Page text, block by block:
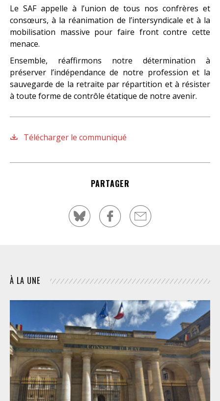
Le SAF appelle à l’union de tous nos confrères et
consœurs, à la réanimation de l’intersyndicale et à la
mobilisation massive pour faire front contre cette
menace.
Ensemble, réaffirmons notre détermination à
préserver l’indépendance de notre profession et la
sauvegarde de la retraite par répartition et à résister
à toute forme de contrôle étatique de notre avenir.
Télécharger le communiqué
PARTAGER
À LA UNE